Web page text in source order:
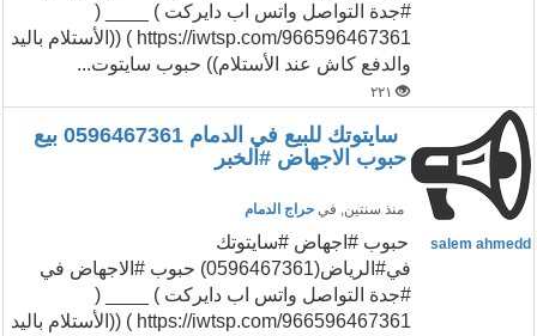
#جدة التواصل واتس اب دايركت ) ____ (
https://iwtsp.com/966596467361 ) ((الأستلام باليد
والدفع كاش عند الأستلام)) حبوب سايتوت...
٢٢١
سايتوتك للبيع في الدمام 0596467361 بيع
حبوب الاجهاض #الخبر
منذ سنتين, في حراج الدمام
salem ahmedd
حبوب #اجهاض #سايتوتك
في#الرياض(0596467361) حبوب #الاجهاض في
#جدة التواصل واتس اب دايركت ) ____ (
https://iwtsp.com/966596467361 ) ((الأستلام باليد